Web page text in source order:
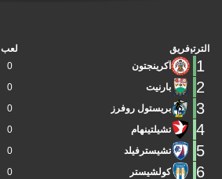
الترتيبفريق لعب
1 آكرينجتون 0
2 بارنيت 0
3 بريستول روفرز 0
4 تشيلتينهام 0
5 تشيسترفيلد 0
6 كولشيستر 0